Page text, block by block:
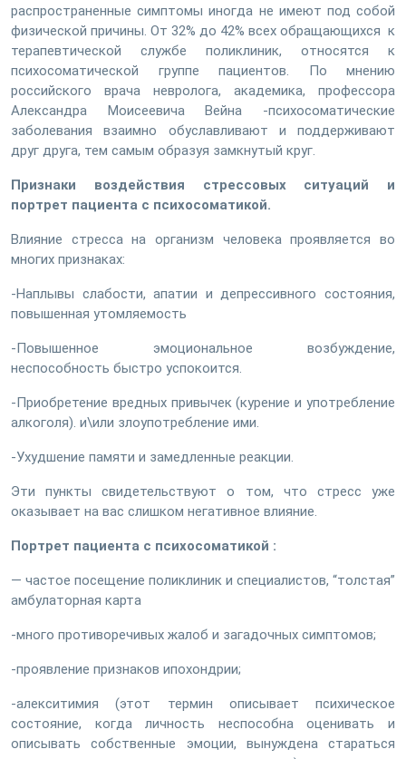
распространенные симптомы иногда не имеют под собой
физической причины. От 32% до 42% всех обращающихся к
терапевтической службе поликлиник, относятся к
психосоматической группе пациентов. По мнению
российского врача невролога, академика, профессора
Александра Моисеевича Вейна -психосоматические
заболевания взаимно обуславливают и поддерживают
друг друга, тем самым образуя замкнутый круг.
Признаки воздействия стрессовых ситуаций и
портрет пациента с психосоматикой.
Влияние стресса на организм человека проявляется во
многих признаках:
-Наплывы слабости, апатии и депрессивного состояния,
повышенная утомляемость
-Повышенное эмоциональное возбуждение,
неспособность быстро успокоится.
-Приобретение вредных привычек (курение и употребление
алкоголя). и\или злоупотребление ими.
-Ухудшение памяти и замедленные реакции.
Эти пункты свидетельствуют о том, что стресс уже
оказывает на вас слишком негативное влияние.
Портрет пациента с психосоматикой :
— частое посещение поликлиник и специалистов, “толстая”
амбулаторная карта
-много противоречивых жалоб и загадочных симптомов;
-проявление признаков ипохондрии;
-алекситимия (этот термин описывает психическое
состояние, когда личность неспособна оценивать и
описывать собственные эмоции, вынуждена стараться